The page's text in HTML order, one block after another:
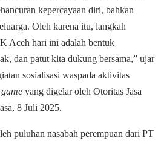
kepercayaan diri, bahkan
Oleh karena itu, langkah
Aceh hari ini adalah bentuk
dan patut kita dukung bersama,” ujar
sosialisasi waspada aktivitas
yang digelar oleh Otoritas Jasa
8 Juli 2025.
puluhan nasabah perempuan dari PT